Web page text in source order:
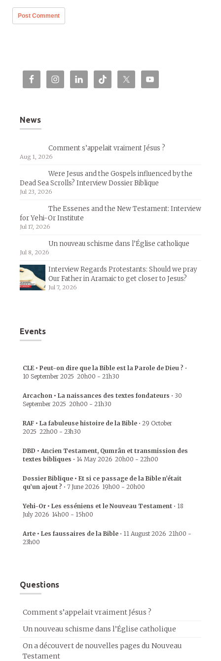
News
Comment s’appelait vraiment Jésus ?
Aug 1, 2026
Were Jesus and the Gospels influenced by the
Dead Sea Scrolls? Interview Dossier Biblique
Jul 23, 2026
The Essenes and the New Testament: Interview
for Yehi-Or Institute
Jul 17, 2026
Un nouveau schisme dans l’Église catholique
Jul 8, 2026
Interview Regards Protestants: Should we pray
Our Father in Aramaic to get closer to Jesus?
Jul 7, 2026
Events
CLE • Peut-on dire que la Bible est la Parole de Dieu ? •
10 September 2025 20h00 - 21h30
Arcachon • La naissances des textes fondateurs • 30
September 2025 20h00 - 21h30
RAF • La fabuleuse histoire de la Bible • 29 October
2025 22h00 - 23h30
DBD • Ancien Testament, Qumrân et transmission des
textes bibliques • 14 May 2026 20h00 - 22h00
Dossier Biblique • Et si ce passage de la Bible n’était
qu’un ajout ? • 7 June 2026 19h00 - 20h00
Yehi-Or • Les esséniens et le Nouveau Testament • 18
July 2026 14h00 - 15h00
Arte • Les faussaires de la Bible • 11 August 2026 21h00 -
23h00
Questions
Comment s’appelait vraiment Jésus ?
Un nouveau schisme dans l’Église catholique
On a découvert de nouvelles pages du Nouveau
Testament